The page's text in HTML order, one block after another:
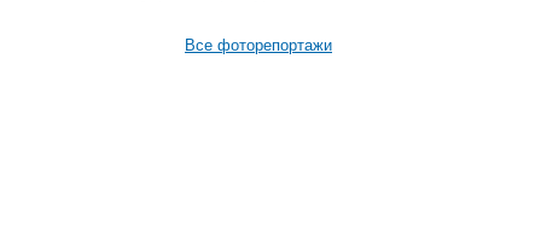
Все фоторепортажи